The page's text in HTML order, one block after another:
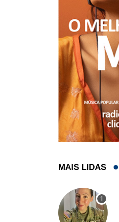
MAIS LIDAS